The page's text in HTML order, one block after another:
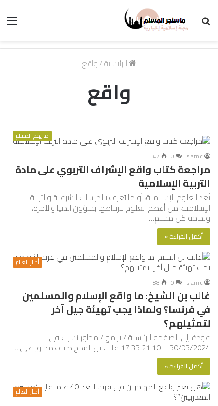
الرئيسية/واقع
واقع
ما يهم المسلم
islamic
0
47
مراجعة كتاب واقع الإشراف التربوي على مادة
التربية الإسلامية
تُعد العلوم الإسلامية، أو ما يُعرف بالدراسات الشرعية والتربية
الإسلامية، من أعظم العلوم لارتباطها بشؤون الدنيا والآخرة،
ولحاجة كل مسلم…
أكمل القراءة »
أخبار العالم
islamic
0
88
غالب بن الشيخ: ما واقع الإسلام والمسلمين
في فرنسا؟ ولماذا يجب تهيئة جيل آخر
لتمثيلهم؟
عودة إلى الصفحة الرئيسية / برامج / محاور نشرت في:
30/03/2024 – 21:10 17:33 غالب بن الشيخ ضيف محاور على…
أكمل القراءة »
أخبار العالم